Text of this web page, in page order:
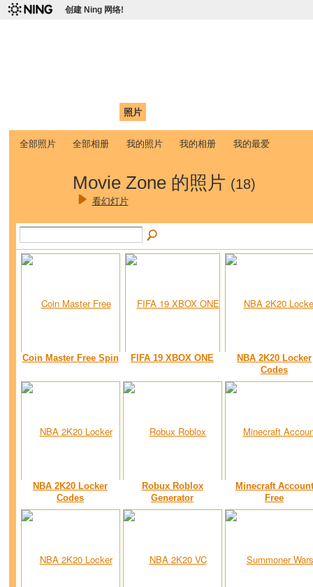
创建 Ning 网络!
照片
全部照片 全部相册 我的照片 我的相册 我的最爱
Movie Zone 的照片 (18)
看幻灯片
Coin Master Free Spin FIFA 19 XBOX ONE
NBA 2K20 Locker
Codes
NBA 2K20 Locker
Codes
Robux Roblox
Generator
Minecraft Account
Free